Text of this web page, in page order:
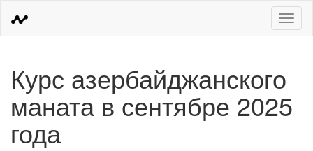
Меню
Курс азербайджанского
маната в сентябре 2025
года